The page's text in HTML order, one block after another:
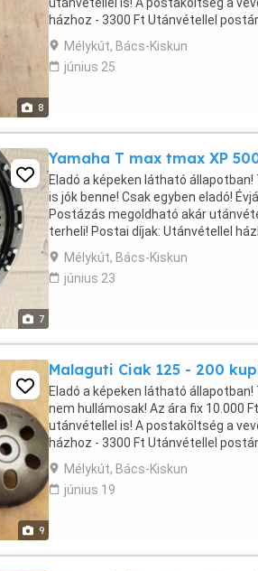
8
házhoz - 3300 Ft Utánvétellel
Utánvétellel MPL
Mélykút, Bács-Kiskun
június 25
7
Yamaha T max tmax XP
Eladó a képeken látható
is jók benne! Csak egyben eladó!
Postázás megoldható akár
terheli! Postai díjak: Utánvétellel
maradóként - 3460 ...
Mélykút, Bács-Kiskun
június 23
9
Malaguti Ciak 125 - 200
Eladó a képeken látható
nem hullámosak! Az ára fix 10.000
utánvétellel is! A postaköltség a
házhoz - 3300 Ft Utánvétellel
Utánvétellel MPL
Mélykút, Bács-Kiskun
június 19